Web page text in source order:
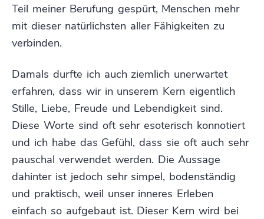
Teil meiner Berufung gespürt, Menschen mehr
mit dieser natürlichsten aller Fähigkeiten zu
verbinden.
Damals durfte ich auch ziemlich unerwartet
erfahren, dass wir in unserem Kern eigentlich
Stille, Liebe, Freude und Lebendigkeit sind.
Diese Worte sind oft sehr esoterisch konnotiert
und ich habe das Gefühl, dass sie oft auch sehr
pauschal verwendet werden. Die Aussage
dahinter ist jedoch sehr simpel, bodenständig
und praktisch, weil unser inneres Erleben
einfach so aufgebaut ist. Dieser Kern wird bei